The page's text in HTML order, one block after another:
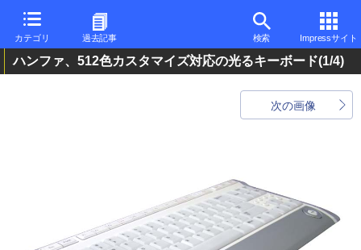
カテゴリ 過去記事 検索 Impressサイト
ハンファ、512色カスタマイズ対応の光るキーボード(1/4)
次の画像